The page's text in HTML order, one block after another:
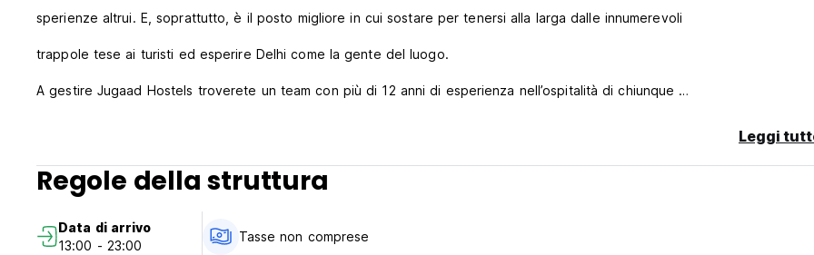
sperienze altrui. E, soprattutto, è il posto migliore in cui sostare per tenersi alla larga dalle innumerevoli
trappole tese ai turisti ed esperire Delhi come la gente del luogo.
A gestire Jugaad Hostels troverete un team con più di 12 anni di esperienza nell’ospitalità di chiunque
personale in AIESEC, la più grande organizzazione mondiale di studenti, per la quale abbiamo fornito
alloggio a numerosi stranieri arrivati in India, assicurandogli una conoscenza profonda e divertente del
paese, per poi viaggiare a nostra volta in diverse località estere. Dopo aver lavorato con AIESEC,
Leggi
Regole della struttura
Data di arrivo
13:00 - 23:00
Tasse non comprese